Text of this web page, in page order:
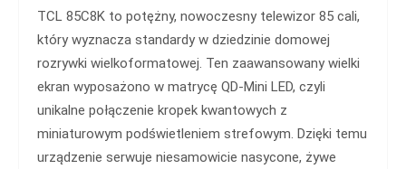
TCL 85C8K to potężny, nowoczesny telewizor 85 cali,
który wyznacza standardy w dziedzinie domowej
rozrywki wielkoformatowej. Ten zaawansowany wielki
ekran wyposażono w matrycę QD-Mini LED, czyli
unikalne połączenie kropek kwantowych z
miniaturowym podświetleniem strefowym. Dzięki temu
urządzenie serwuje niesamowicie nasycone, żywe